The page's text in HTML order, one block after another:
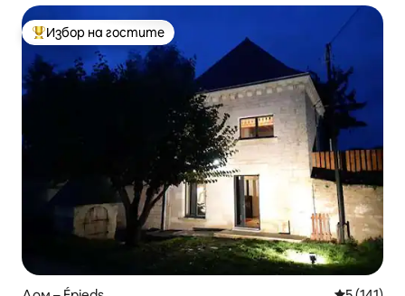
Най-популярен избор на гостите
Избор на гостите